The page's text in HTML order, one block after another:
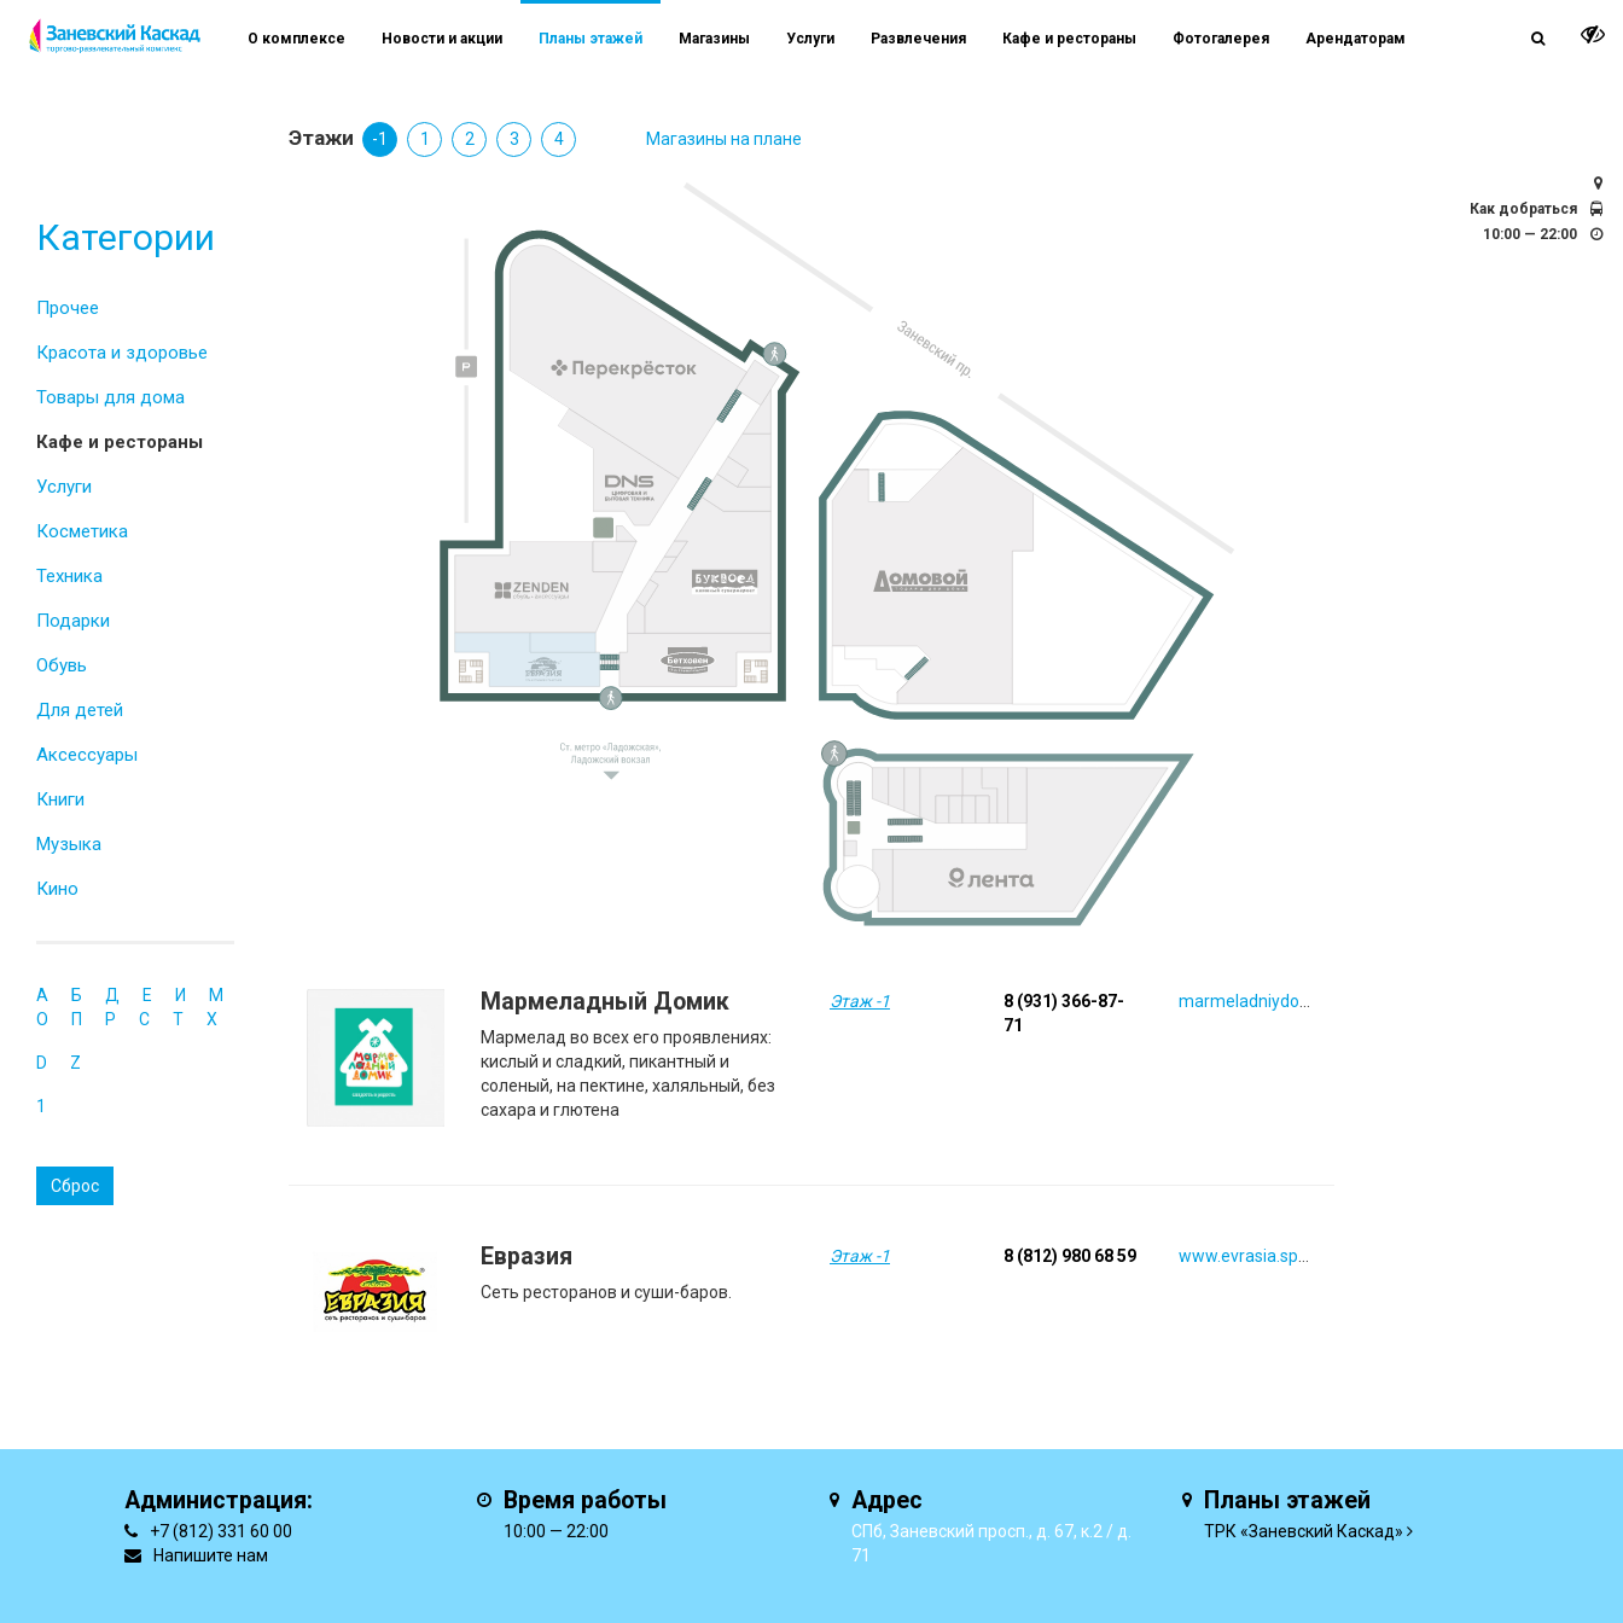
Категории
Прочее
Красота и здоровье
Товары для дома
Кафе и рестораны
Услуги
Косметика
Техника
Подарки
Обувь
Для детей
Аксессуары
Книги
Музыка
Кино
А Б Д Е И
М
О
П Р С Т Х
D Z
1
Сброс
О комплексе Новости и акции Планы этажей Магазины Услуги Развлечения Кафе и рестораны Фотогалерея Арендаторам
Как добраться
10:00 — 22:00
Этажи -1 1 2 3 4 Магазины на плане
Мармеладный Домик
Мармелад во всех его проявлениях:
кислый и сладкий, пикантный и
соленый, на пектине, халяльный, без
сахара и глютена
Этаж -1
8 (931) 366-87-
71
Евразия
Сеть ресторанов и суши-баров.
Этаж -1 8 (812) 980 68 59 www.evrasia.spb.ru
Администрация:
+7 (812) 331 60 00
Напишите нам
Время работы
10:00 — 22:00
Адрес
СПб, Заневский просп., д. 67, к.2 / д.
71
Планы этажей
ТРК «Заневский Каскад»